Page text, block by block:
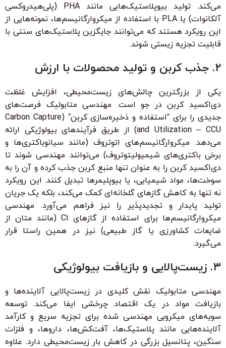
می‌کند. تولید بیوپلاستیک‌هایی مانند PHA (پلی‌هیدروکسی
آلکانوات) یا PLA با استفاده از میکروارگانیسم‌ها، نمونه‌هایی از
این رویکرد هستند که می‌توانند جایگزین پلاستیک‌های سنتی با
قابلیت تجزیه زیستی شوند.
۲. جذب کربن و تولید محصولات با ارزش
یکی از بزرگترین چالش‌های زیست‌محیطی، افزایش غلظت
دی‌اکسید کربن در جو است. مهندسی متابولیک فرصت‌های
جدیدی را برای “استفاده و ذخیره‌سازی کربن” (Carbon Capture
and Utilization – CCU) از طریق فرآیندهای بیولوژیکی ارائه
می‌دهد. میکروارگانیسم‌های اتوتروف (مانند سیانوباکتری‌ها و
برخی باکتری‌های شیمیولیتوتروف) می‌توانند مهندسی شوند تا
دی‌اکسید کربن را به عنوان تنها منبع کربن جذب کرده و آن را به
سوخت‌ها، مواد شیمیایی، یا بیوپلیمرها تبدیل کنند. این رویکرد
نه تنها به کاهش گازهای گلخانه‌ای کمک می‌کند، بلکه یک جریان
تولید پایدار و تجدیدپذیر را نیز فراهم می‌آورد. مهندسی
میکروارگانیسم‌ها برای استفاده از گازهای C1 (مانند متان از
ضایعات کشاورزی یا گاز طبیعی) نیز در همین راستا قرار
می‌گیرد.
۳. زیست‌پالایی و بازیافت بیولوژیکی
مهندسی متابولیک نقش کلیدی در زیست‌پالایی آلاینده‌ها و
بازیافت مواد در یک اقتصاد چرخشی ایفا می‌کند. توسعه
سویه‌های میکروبی مهندسی شده برای تجزیه سریع و کارآمد
آلاینده‌هایی مانند پلاستیک‌ها، آفت‌کش‌ها، داروها، و فلزات
سنگین، پتانسیل بزرگی در کاهش بار زیست‌محیطی دارد. علاوه